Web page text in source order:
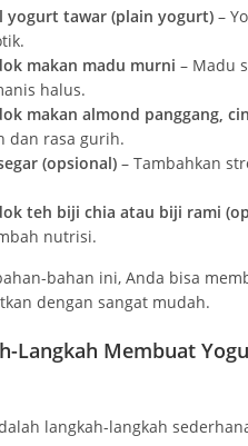
yogurt tawar (plain yogurt)–
makan madu murni – Madu
halus.
makan almond panggang,
dan rasa gurih.
(opsional)– Tambahkan
teh biji chia atau biji rami
nutrisi.
bahan ini, Anda bisa
dengan sangat mudah.
Langkah Membuat
langkah-langkah